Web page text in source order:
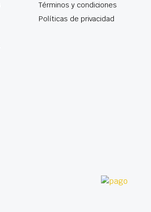
Términos y condiciones
Políticas de privacidad